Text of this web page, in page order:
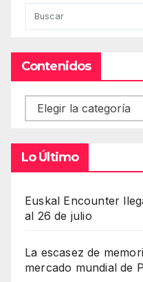
Contenidos
Contenidos
Lo Último
Euskal Encounter
al 26 de julio
La escasez de
mercado mundial de